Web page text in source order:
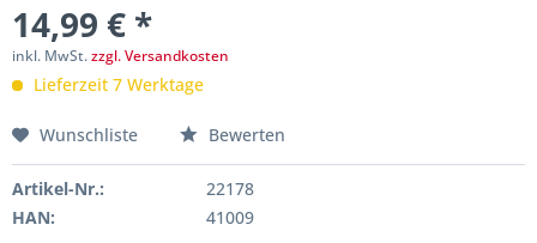
14,99 € *
inkl. MwSt.zzgl. Versandkosten
Lieferzeit 7 Werktage
Wunschliste Bewerten
Artikel-Nr.:
22178
HAN:
41009